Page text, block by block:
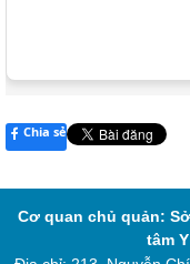
Chia sẻ
Cơ quan chủ quản:
tâm